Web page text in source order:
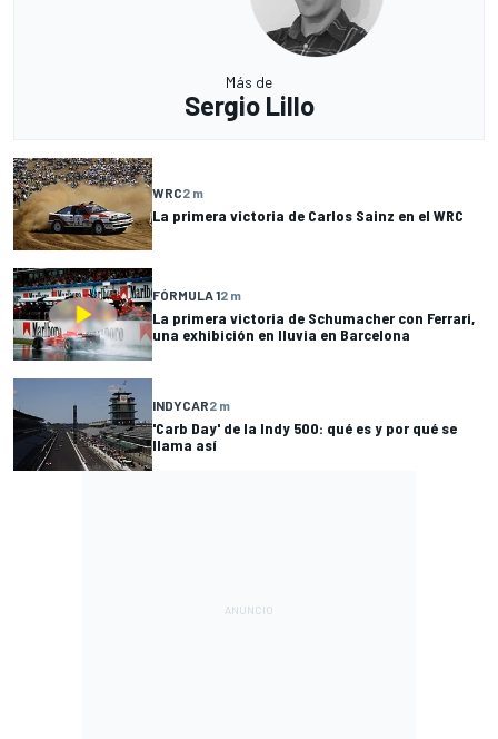
Más de
Sergio Lillo
WRC2 m
La primera victoria de Carlos Sainz en el WRC
FÓRMULA 12 m
La primera victoria de Schumacher con Ferrari,
una exhibición en lluvia en Barcelona
INDYCAR2 m
'Carb Day' de la Indy 500: qué es y por qué se
llama así